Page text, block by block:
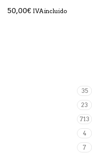
35
23
713
4
7
50,00€ IVA incluido